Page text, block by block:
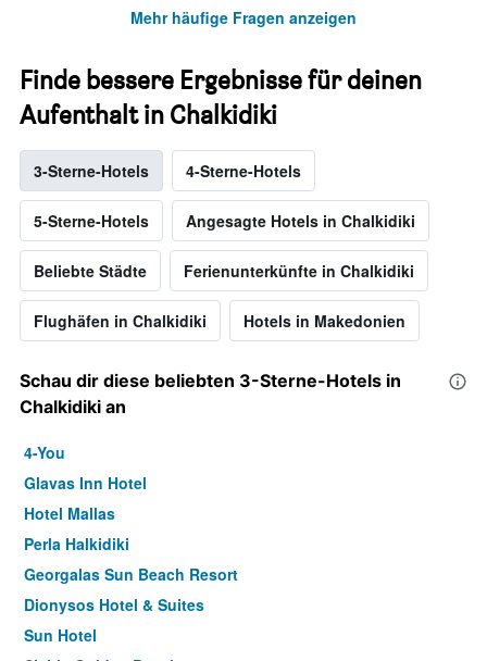
Mehr häufige Fragen anzeigen
Finde bessere Ergebnisse für deinen
Aufenthalt in Chalkidiki
3-Sterne-Hotels 4-Sterne-Hotels
5-Sterne-Hotels Angesagte Hotels in Chalkidiki
Beliebte Städte Ferienunterkünfte in Chalkidiki
Flughäfen in Chalkidiki Hotels in Makedonien
Schau dir diese beliebten 3-Sterne-Hotels in
Chalkidiki an
4-You
Glavas Inn Hotel
Hotel Mallas
Perla Halkidiki
Georgalas Sun Beach Resort
Dionysos Hotel & Suites
Sun Hotel